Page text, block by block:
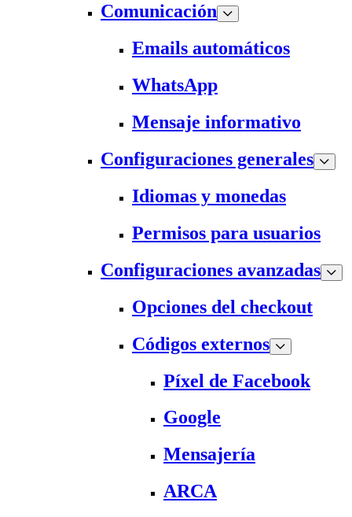
Comunicación
Emails automáticos
WhatsApp
Mensaje informativo
Configuraciones generales
Idiomas y monedas
Permisos para usuarios
Configuraciones avanzadas
Opciones del checkout
Códigos externos
Píxel de Facebook
Google
Mensajería
ARCA